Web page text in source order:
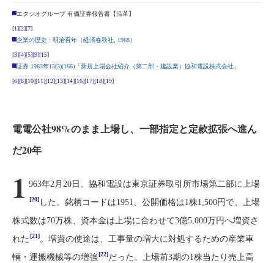
エクシオグループ 有価証券報告書【沿革】
[1][2][7]
企業の歴史 : 明治百年（経済春秋社, 1968）
[3][4][5][9][15]
証券 1963年15(3)(166)「新規上場会社紹介（第二部・建設業）協和電設株式会社」
[6][8][10][11][12][13][14][16][17][18][19]
電電公社98%のまま上場し、一部指定と定款拡張へ進ん
だ20年
1 963年2月20日、協和電設は東京証券取引所市場第二部に上場
[20] した。銘柄コードは1951、公開価格は1株1,500円で、上場
株式数は70万株、資本金は上場に合わせて3億5,000万円へ増資さ
れた [21]。増資の使途は、工事量の増大に対処するための産業車
輛・運搬機械等の増強 [22]だった。上場前3期の1株当たり売上高